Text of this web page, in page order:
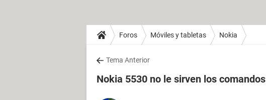
Foros Móviles y tabletas Nokia
Tema Anterior
Nokia 5530 no le sirven los comandos